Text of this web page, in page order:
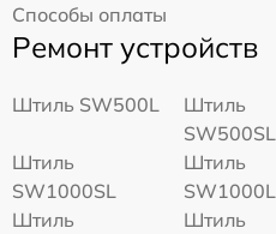
Способы оплаты
Ремонт устройств
Штиль SW500L
Штиль
SW500SL
Штиль
SW1000SL
Штиль
SW1000L
Штиль
Штиль